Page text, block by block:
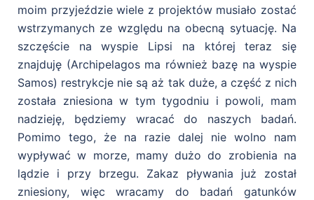
moim przyjeździe wiele z projektów musiało zostać
wstrzymanych ze względu na obecną sytuację. Na
szczęście na wyspie Lipsi na której teraz się
znajduję (Archipelagos ma również bazę na wyspie
Samos) restrykcje nie są aż tak duże, a część z nich
została zniesiona w tym tygodniu i powoli, mam
nadzieję, będziemy wracać do naszych badań.
Pomimo tego, że na razie dalej nie wolno nam
wypływać w morze, mamy dużo do zrobienia na
lądzie i przy brzegu. Zakaz pływania już został
zniesiony, więc wracamy do badań gatunków